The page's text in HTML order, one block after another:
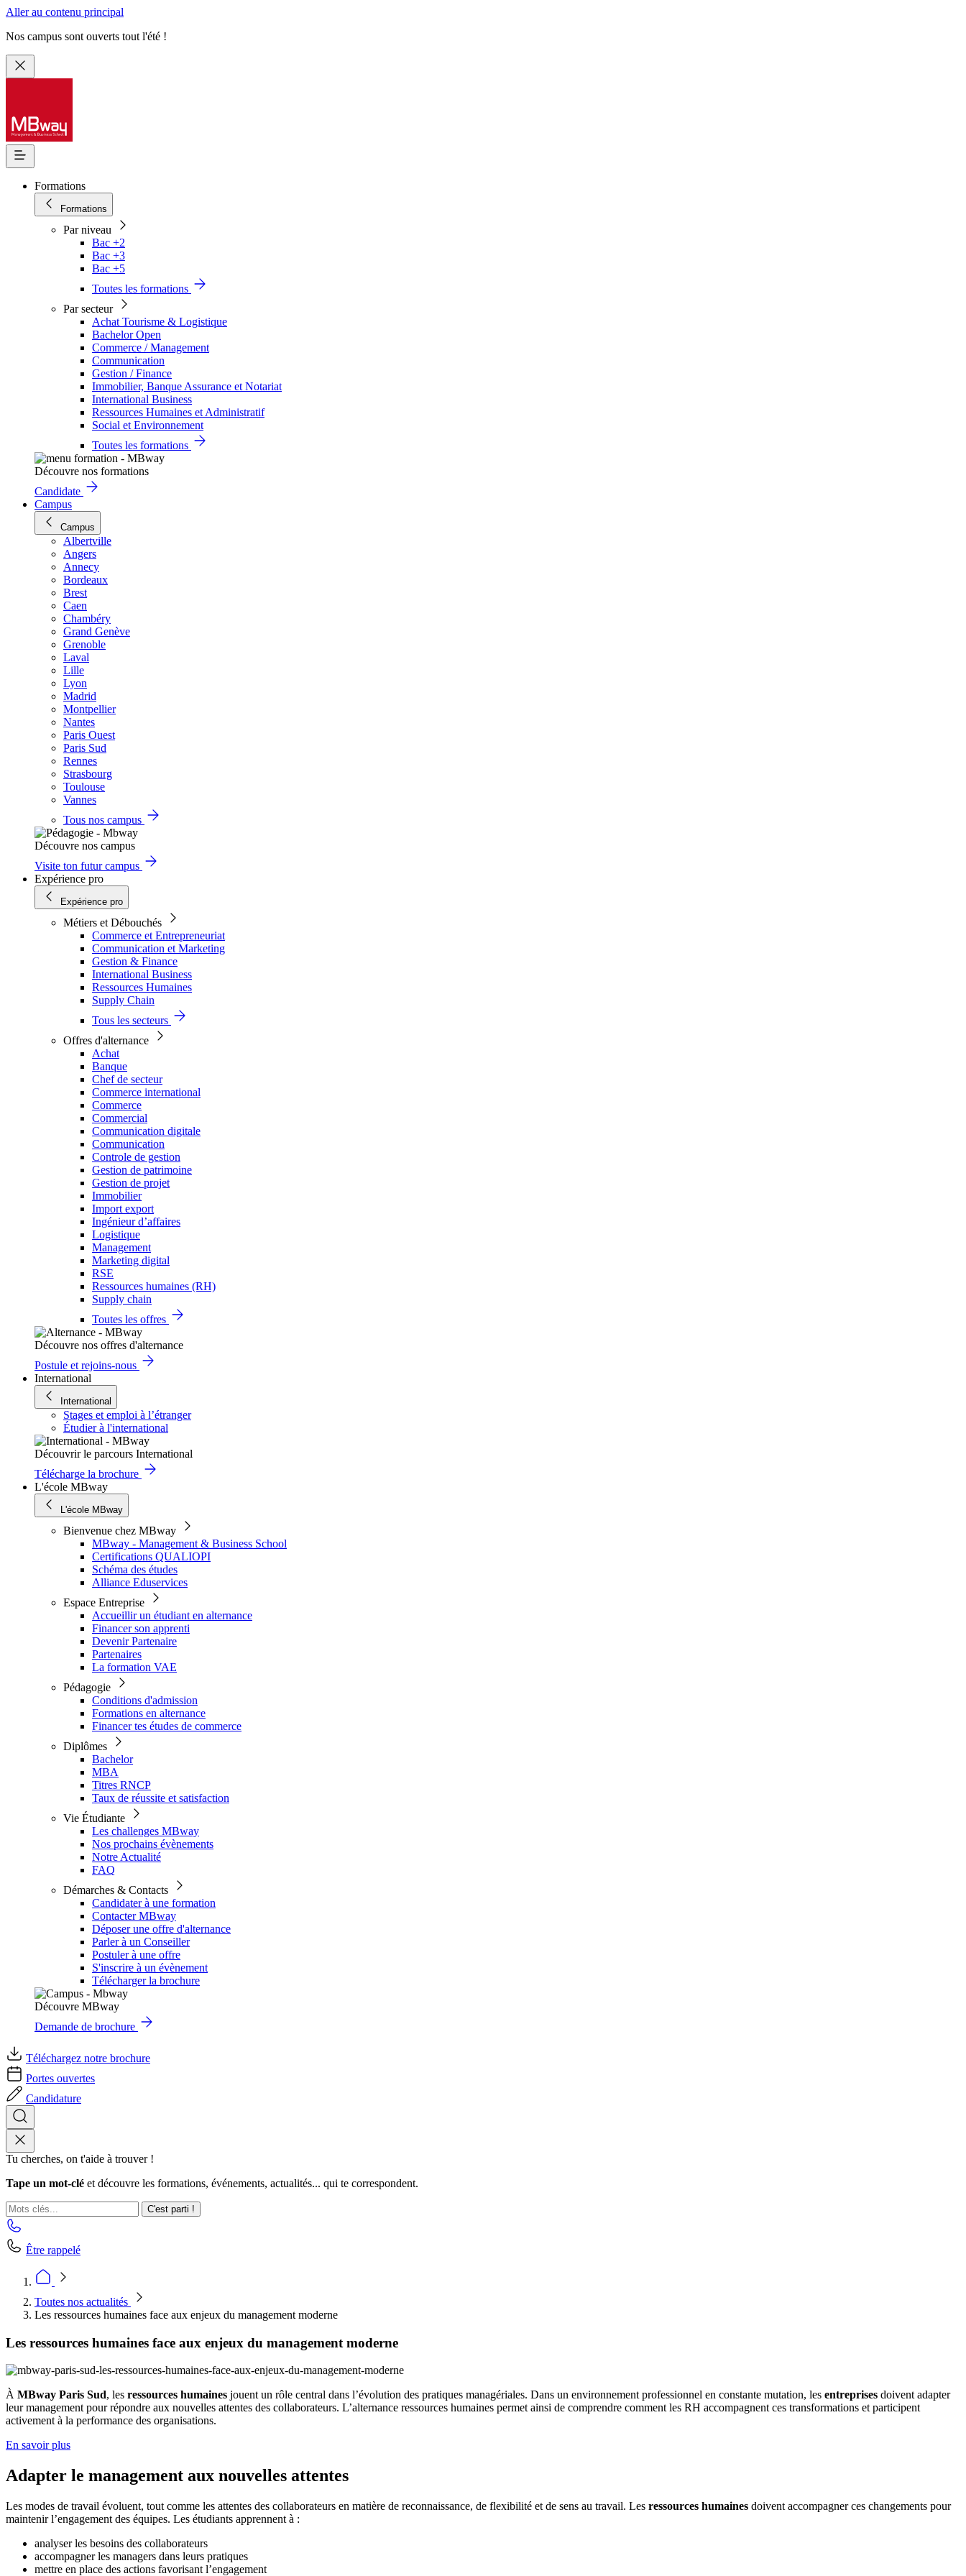
Aller au contenu principal
Nos campus sont ouverts tout l'été !
Formations
Formations
Par niveau
Bac +2
Bac +3
Bac +5
Toutes les formations
Par secteur
Achat Tourisme & Logistique
Bachelor Open
Commerce / Management
Communication
Gestion / Finance
Immobilier, Banque Assurance et Notariat
International Business
Ressources Humaines et Administratif
Social et Environnement
Toutes les formations
Découvre nos formations
Candidate
Campus
Campus
Albertville
Angers
Annecy
Bordeaux
Brest
Caen
Chambéry
Grand Genève
Grenoble
Laval
Lille
Lyon
Madrid
Montpellier
Nantes
Paris Ouest
Paris Sud
Rennes
Strasbourg
Toulouse
Vannes
Tous nos campus
Découvre nos campus
Visite ton futur campus
Expérience pro
Expérience pro
Métiers et Débouchés
Commerce et Entrepreneuriat
Communication et Marketing
Gestion & Finance
International Business
Ressources Humaines
Supply Chain
Tous les secteurs
Offres d'alternance
Achat
Banque
Chef de secteur
Commerce international
Commerce
Commercial
Communication digitale
Communication
Controle de gestion
Gestion de patrimoine
Gestion de projet
Immobilier
Import export
Ingénieur d’affaires
Logistique
Management
Marketing digital
RSE
Ressources humaines (RH)
Supply chain
Toutes les offres
Découvre nos offres d'alternance
Postule et rejoins-nous
International
International
Stages et emploi à l’étranger
Étudier à l'international
Découvrir le parcours International
Télécharge la brochure
L'école MBway
L'école MBway
Bienvenue chez MBway
MBway - Management & Business School
Certifications QUALIOPI
Schéma des études
Alliance Eduservices
Espace Entreprise
Accueillir un étudiant en alternance
Financer son apprenti
Devenir Partenaire
Partenaires
La formation VAE
Pédagogie
Conditions d'admission
Formations en alternance
Financer tes études de commerce
Diplômes
Bachelor
MBA
Titres RNCP
Taux de réussite et satisfaction
Vie Étudiante
Les challenges MBway
Nos prochains évènements
Notre Actualité
FAQ
Démarches & Contacts
Candidater à une formation
Contacter MBway
Déposer une offre d'alternance
Parler à un Conseiller
Postuler à une offre
S'inscrire à un évènement
Télécharger la brochure
Découvre MBway
Demande de brochure
Téléchargez notre brochure
Portes ouvertes
Candidature
Tu cherches, on t'aide à trouver !
Tape un mot-clé et découvre les formations, événements, actualités... qui te correspondent.
C'est parti !
Être rappelé
Toutes nos actualités
Les ressources humaines face aux enjeux du management moderne
Les ressources humaines face aux enjeux du management moderne
À MBway Paris Sud, les ressources humaines jouent un rôle central dans l’évolution des pratiques managériales. Dans un environnement professionnel en constante mutation, les entreprises doivent adapter
leur management pour répondre aux nouvelles attentes des collaborateurs. L’alternance ressources humaines permet ainsi de comprendre comment les RH accompagnent ces transformations et participent
activement à la performance des organisations.
En savoir plus
Adapter le management aux nouvelles attentes
Les modes de travail évoluent, tout comme les attentes des collaborateurs en matière de reconnaissance, de flexibilité et de sens au travail. Les ressources humaines doivent accompagner ces changements pour
maintenir l’engagement des équipes. Les étudiants apprennent à :
analyser les besoins des collaborateurs
accompagner les managers dans leurs pratiques
mettre en place des actions favorisant l’engagement